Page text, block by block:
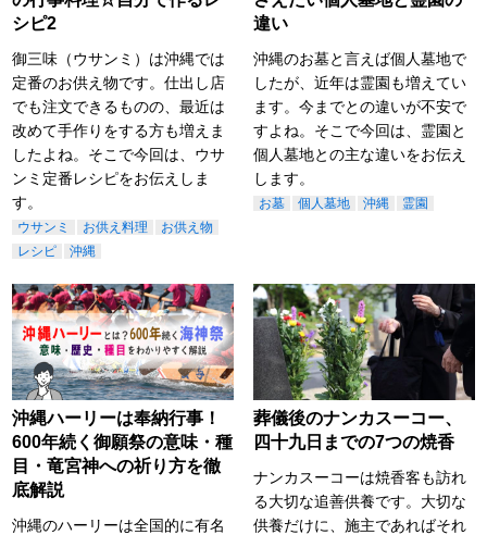
シピ2
御三味（ウサンミ）は沖縄では
定番のお供え物です。仕出し店
でも注文できるものの、最近は
改めて手作りをする方も増えま
したよね。そこで今回は、ウサ
ンミ定番レシピをお伝えしま
す。
ウサンミ お供え料理
お供え物
レシピ
沖縄
違い
沖縄のお墓と言えば個人墓地で
したが、近年は霊園も増えてい
ます。今までとの違いが不安で
すよね。そこで今回は、霊園と
個人墓地との主な違いをお伝え
します。
お墓 個人墓地 沖縄 霊園
沖縄ハーリーは奉納行事！
600年続く御願祭の意味・種
目・竜宮神への祈り方を徹
底解説
沖縄のハーリーは全国的に有名
葬儀後のナンカスーコー、
四十九日までの7つの焼香
ナンカスーコーは焼香客も訪れ
る大切な追善供養です。大切な
供養だけに、施主であればそれ